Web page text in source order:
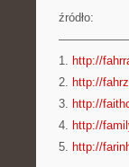
źródło:
1. http://
2. http://
3. http://
4. http://
5. http://